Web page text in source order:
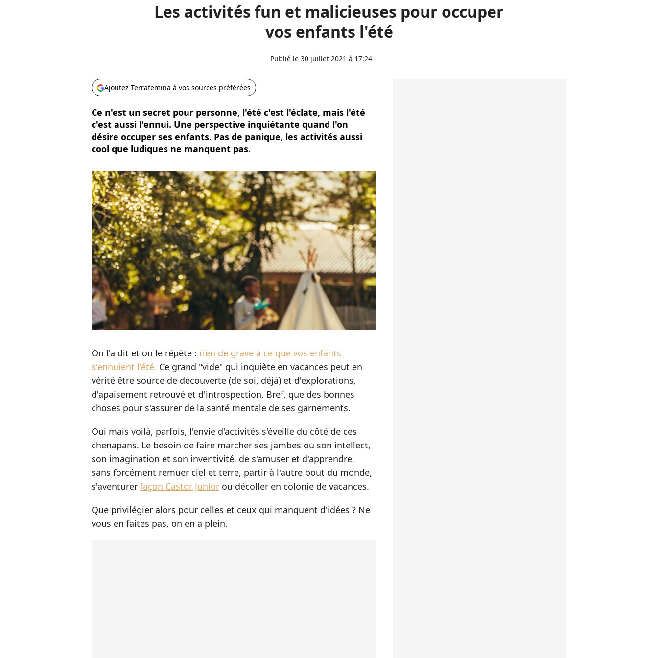
Les activités fun et malicieuses pour occuper
vos enfants l'été
Publié le 30 juillet 2021 à 17:24
Ajoutez Terrafemina à vos sources préférées
Ce n'est un secret pour personne, l'été c'est l'éclate, mais l'été
c'est aussi l'ennui. Une perspective inquiétante quand l'on
désire occuper ses enfants. Pas de panique, les activités aussi
cool que ludiques ne manquent pas.
On l'a dit et on le répète : rien de grave à ce que vos enfants
s'ennuient l'été. Ce grand "vide" qui inquiète en vacances peut en
vérité être source de découverte (de soi, déjà) et d'explorations,
d'apaisement retrouvé et d'introspection. Bref, que des bonnes
choses pour s'assurer de la santé mentale de ses garnements.
Oui mais voilà, parfois, l'envie d'activités s'éveille du côté de ces
chenapans. Le besoin de faire marcher ses jambes ou son intellect,
son imagination et son inventivité, de s'amuser et d'apprendre,
sans forcément remuer ciel et terre, partir à l'autre bout du monde,
s'aventurer façon Castor Junior ou décoller en colonie de vacances.
Que privilégier alors pour celles et ceux qui manquent d'idées ? Ne
vous en faites pas, on en a plein.